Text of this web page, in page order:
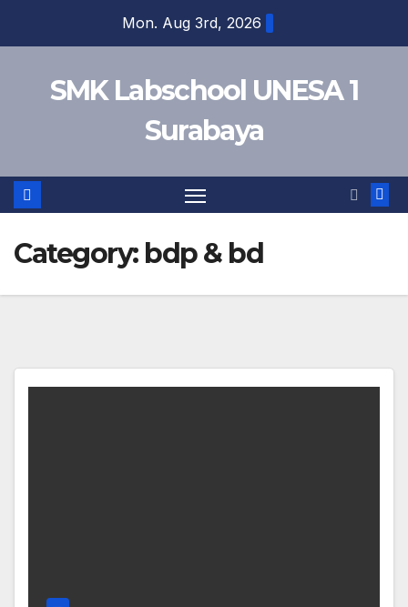
Mon. Aug 3rd, 2026
SMK Labschool UNESA 1
Surabaya
Category: bdp & bd